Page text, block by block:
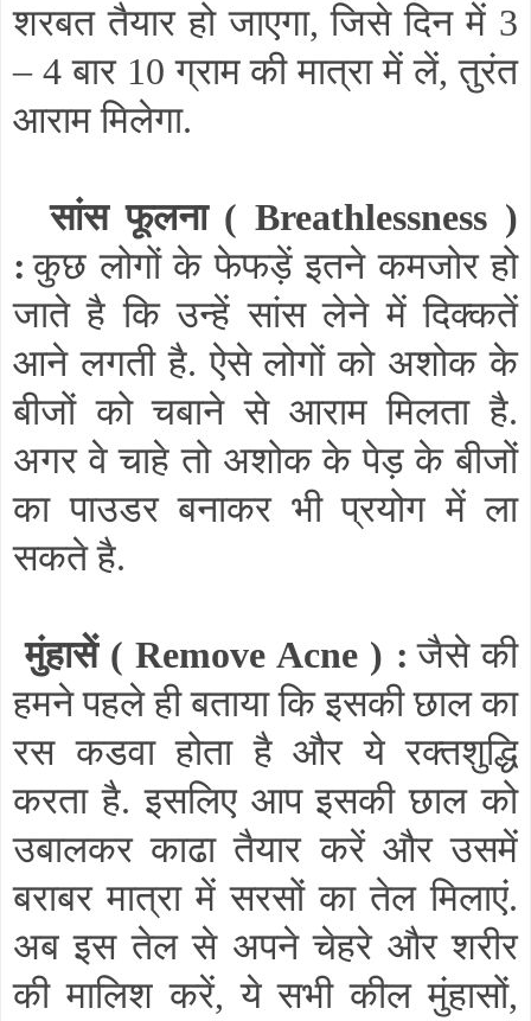
शरबत तैयार हो जाएगा,जिसे दिन में 3
– 4 बार 10 ग्राम की मात्रा में लें,तुरंत
आराम मिलेगा.
सांस फूलना ( Breathlessness )
: कुछ लोगों के फेफड़ें इतने कमजोर हो
जाते है कि उन्हें सांस लेने में दिक्कतें
आने लगती है. ऐसे लोगों को अशोक के
बीजों को चबाने से आराम मिलता है.
अगर वे चाहे तो अशोक के पेड़ के बीजों
का पाउडर बनाकर भी प्रयोग में ला
सकते है.
मुंहासें ( Remove Acne ) : जैसे की
हमने पहले ही बताया कि इसकी छाल का
रस कडवा होता है और ये रक्तशुद्धि
करता है. इसलिए आप इसकी छाल को
उबालकर काढा तैयार करें और उसमें
बराबर मात्रा में सरसों का तेल मिलाएं.
अब इस तेल से अपने चेहरे और शरीर
की मालिश करें,ये सभी कील मुंहासों,